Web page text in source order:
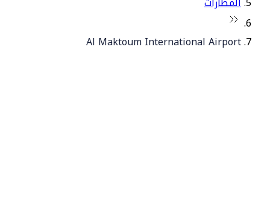
Al Maktoum International Airport